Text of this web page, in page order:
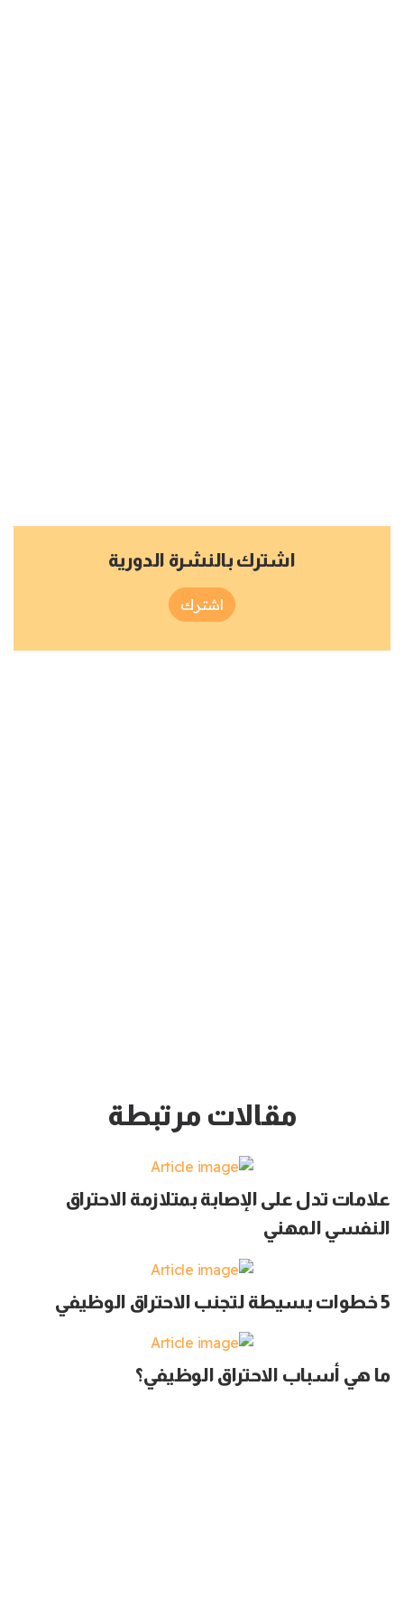
اشترك بالنشرة الدورية
اشترك
مقالات مرتبطة
علامات تدل على الإصابة بمتلازمة الاحتراق
النفسي المهني
5 خطوات بسيطة لتجنب الاحتراق الوظيفي
ما هي أسباب الاحتراق الوظيفي؟